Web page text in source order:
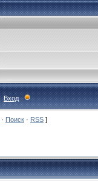
Вход
· Поиск · RSS ]